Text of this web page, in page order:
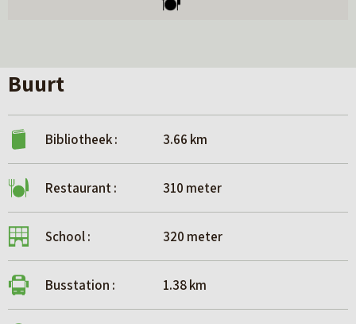
Buurt
Bibliotheek : 3.66 km
Restaurant : 310 meter
School : 320 meter
Busstation : 1.38 km